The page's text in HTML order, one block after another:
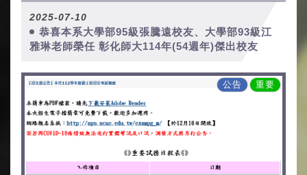
2025-07-10
恭喜本系大學部95級張騰遠校友、大學部93級江
雅琳老師榮任 彰化師大114年(54週年)傑出校友
公告 重要